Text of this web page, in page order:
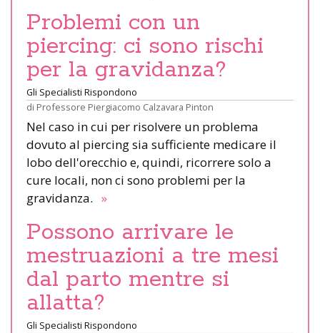
Problemi con un
piercing: ci sono rischi
per la gravidanza?
Gli Specialisti Rispondono
di Professore Piergiacomo Calzavara Pinton
Nel caso in cui per risolvere un problema
dovuto al piercing sia sufficiente medicare il
lobo dell'orecchio e, quindi, ricorrere solo a
cure locali, non ci sono problemi per la
gravidanza. »
Possono arrivare le
mestruazioni a tre mesi
dal parto mentre si
allatta?
Gli Specialisti Rispondono